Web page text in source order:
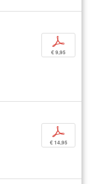
p
€ 9,95
p
€ 14,95